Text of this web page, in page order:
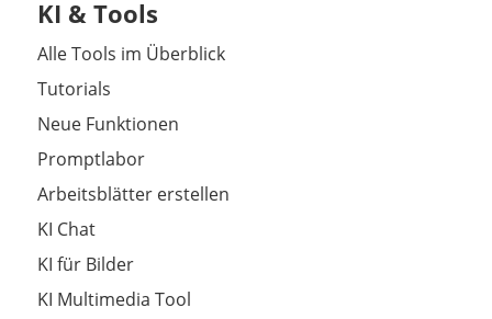
KI & Tools
Alle Tools im Überblick
Tutorials
Neue Funktionen
Promptlabor
Arbeitsblätter erstellen
KI Chat
KI für Bilder
KI Multimedia Tool